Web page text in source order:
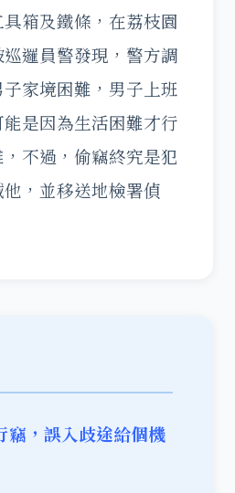
箱及鐵條，在荔枝園
邏員警發現，警方調
家境困難，男子上班
是因為生活困難才行
不過，偷竊終究是犯
，並移送地檢署偵
竊，誤入歧途給個機